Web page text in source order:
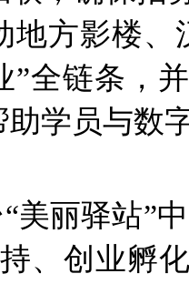
地方影楼
全链条，
学员与数
丽驿站”中
、创业孵